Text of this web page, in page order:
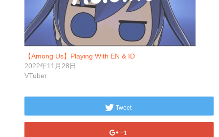
【Among Us】Playing With EN & ID
2022年11月28日
VTuber
Tweet
+1